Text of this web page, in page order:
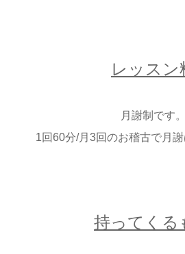
レッスン
月謝制です。
1回60分/月3回のお稽古で月謝
持ってくる